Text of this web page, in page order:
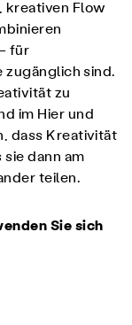
kreativen Flow
für
zugänglich sind.
zu
im Hier und
dass Kreativität
dann am
teilen.
Sie sich